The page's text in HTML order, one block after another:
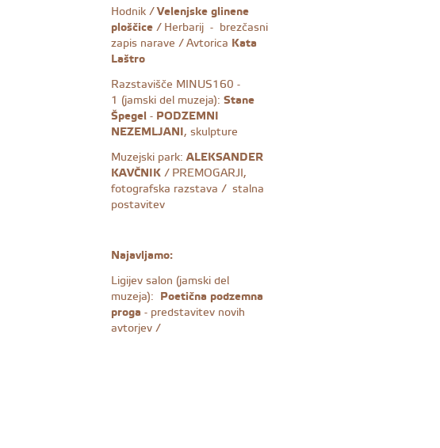
Hodnik /Velenjske glinene
ploščice/ Herbarij - brezčasni
zapis narave / Avtorica Kata
Laštro
Razstavišče MINUS160 -
1 (jamski del muzeja):Stane
Špegel-PODZEMNI
NEZEMLJANI, skulpture
Muzejski park:ALEKSANDER
KAVČNIK/ PREMOGARJI,
fotografska razstava / stalna
postavitev
Najavljamo:
Ligijev salon (jamski del
muzeja): Poetična podzemna
proga- predstavitev novih
avtorjev /